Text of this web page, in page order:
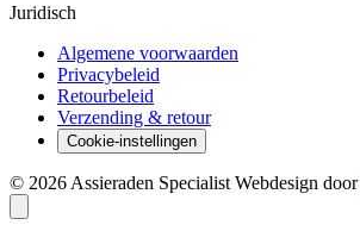
Juridisch
Algemene voorwaarden
Privacybeleid
Retourbeleid
Verzending & retour
Cookie-instellingen
© 2026 Assieraden Specialist Webdesign door